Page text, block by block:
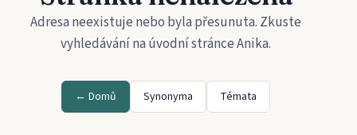
Adresa neexistuje nebo byla přesunuta. Zkuste
vyhledávání na úvodní stránceAnika.
← Domů Synonyma Témata